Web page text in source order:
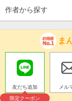
作者から探す
ま
友だち追加
限定クーポン
メル